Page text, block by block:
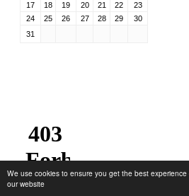
We use cookies to ensure you get the best experience
our website
17
18 19 20 21 22
23
24
25 26 27 28 29
30
31